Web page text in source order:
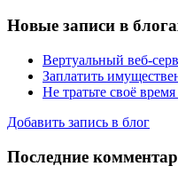
Новые записи в
Вертуальный веб-
Заплатить
Не тратьте своё
Добавить запись в блог
Последние